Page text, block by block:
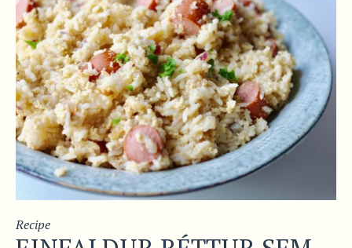
Recipe